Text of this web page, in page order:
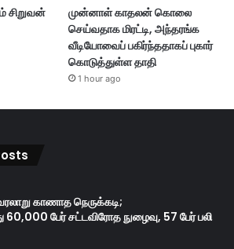
சிறுவன்
முன்னாள் காதலன் கொலை
செய்வதாக மிரட்டி, அந்தரங்க
வீடியோவைப் பகிர்ந்ததாகப் புகார்
கொடுத்துள்ள தாதி
1 hour ago
காணாத நெருக்கடி;
60,000 பேர் சட்டவிரோத நுழைவு, 57 பேர் பலி